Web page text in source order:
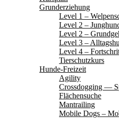
Grunderziehung
Level 1 –
Level 2 –
Level 2 –
Level 3 –
Level 4 –
Tierschutzkurs
Hunde-Freizeit
Agility
Crossdogging —
Flächensuche
Mantrailing
Mobile Dogs –